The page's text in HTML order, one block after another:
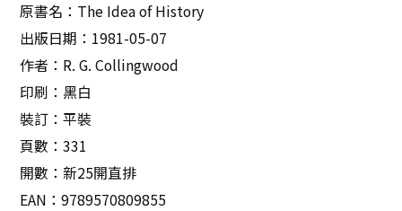
原書名：The Idea of History
出版日期：1981-05-07
作者：R. G. Collingwood
印刷：黑白
裝訂：平裝
頁數：331
開數：新25開直排
EAN：9789570809855